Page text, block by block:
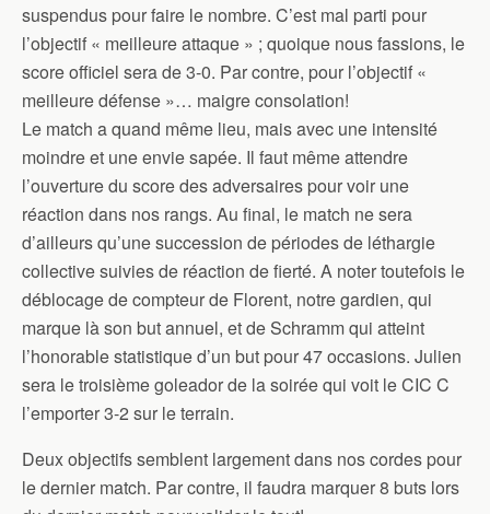
suspendus pour faire le nombre. C’est mal parti pour
l’objectif « meilleure attaque » ; quoique nous fassions, le
score officiel sera de 3-0. Par contre, pour l’objectif «
meilleure défense »… maigre consolation!
Le match a quand même lieu, mais avec une intensité
moindre et une envie sapée. Il faut même attendre
l’ouverture du score des adversaires pour voir une
réaction dans nos rangs. Au final, le match ne sera
d’ailleurs qu’une succession de périodes de léthargie
collective suivies de réaction de fierté. A noter toutefois le
déblocage de compteur de Florent, notre gardien, qui
marque là son but annuel, et de Schramm qui atteint
l’honorable statistique d’un but pour 47 occasions. Julien
sera le troisième goleador de la soirée qui voit le CIC C
l’emporter 3-2 sur le terrain.
Deux objectifs semblent largement dans nos cordes pour
le dernier match. Par contre, il faudra marquer 8 buts lors